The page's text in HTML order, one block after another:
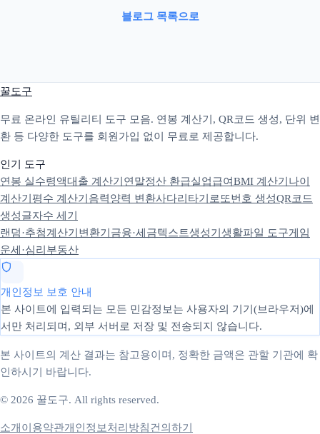
블로그 목록으로
꿀도구
무료 온라인 유틸리티 도구 모음. 연봉 계산기, QR코드 생성, 단위 변
환 등 다양한 도구를 회원가입 없이 무료로 제공합니다.
인기 도구
연봉 실수령액대출 계산기 연말정산 환급실업급여BMI 계산기 나이
계산기 평수 계산기 음력양력 변환사다리타기 로또번호 생성QR코드
생성글자수 세기
랜덤·추첨계산기 변환기 금융·세금텍스트생성기 생활파일 도구게임
운세·심리 부동산
개인정보 보호 안내
본 사이트에 입력되는 모든 민감정보는 사용자의 기기(브라우저)에
서만 처리되며, 외부 서버로 저장 및 전송되지 않습니다.
본 사이트의 계산 결과는 참고용이며, 정확한 금액은 관할 기관에 확
인하시기 바랍니다.
© 2026 꿀도구. All rights reserved.
소개 이용약관개인정보처리방침건의하기